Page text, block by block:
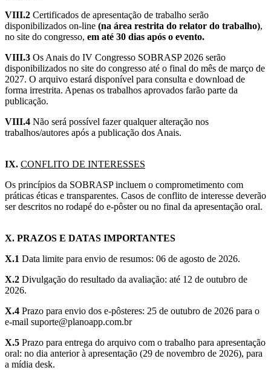
VIII.2 Certificados de apresentação de trabalho serão
disponibilizados on-line (na área restrita do relator do trabalho),
no site do congresso, em até 30 dias após o evento.
VIII.3 Os Anais do IV Congresso SOBRASP 2026 serão
disponibilizados no site do congresso até o final do mês de março de
2027. O arquivo estará disponível para consulta e download de
forma irrestrita. Apenas os trabalhos aprovados farão parte da
publicação.
VIII.4 Não será possível fazer qualquer alteração nos
trabalhos/autores após a publicação dos Anais.
IX. CONFLITO DE INTERESSES
Os princípios da SOBRASP incluem o comprometimento com
práticas éticas e transparentes. Casos de conflito de interesse deverão
ser descritos no rodapé do e-pôster ou no final da apresentação oral.
X. PRAZOS E DATAS IMPORTANTES
X.1 Data limite para envio de resumos: 06 de agosto de 2026.
X.2 Divulgação do resultado da avaliação: até 12 de outubro de
2026.
X.4 Prazo para envio dos e-pôsteres: 25 de outubro de 2026 para o
e-mail suporte@planoapp.com.br
X.5 Prazo para entrega do arquivo com o trabalho para apresentação
oral: no dia anterior à apresentação (29 de novembro de 2026), para
a mídia desk.